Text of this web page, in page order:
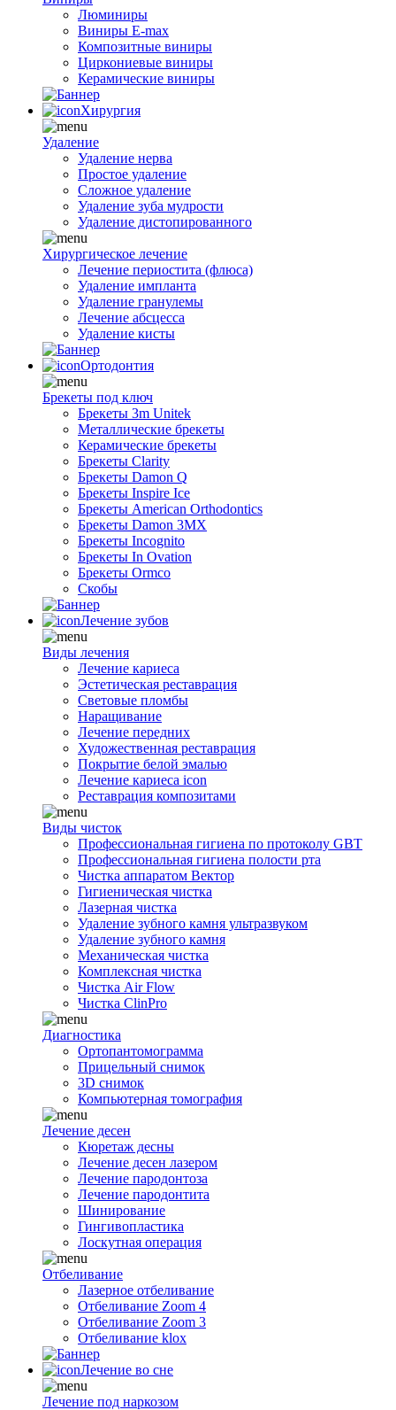
Люминиры
Виниры E-max
Композитные виниры
Циркониевые виниры
Керамические виниры
Хирургия
Удаление
Удаление нерва
Простое удаление
Сложное удаление
Удаление зуба мудрости
Удаление дистопированного
Хирургическое лечение
Лечение периостита (флюса)
Удаление импланта
Удаление гранулемы
Лечение абсцесса
Удаление кисты
Ортодонтия
Брекеты под ключ
Брекеты 3m Unitek
Металлические брекеты
Керамические брекеты
Брекеты Clarity
Брекеты Damon Q
Брекеты Inspire Ice
Брекеты American Orthodontics
Брекеты Damon 3MX
Брекеты Incognito
Брекеты In Ovation
Брекеты Ormco
Скобы
Лечение зубов
Виды лечения
Лечение кариеса
Эстетическая реставрация
Световые пломбы
Наращивание
Лечение передних
Художественная реставрация
Покрытие белой эмалью
Лечение кариеса icon
Реставрация композитами
Виды чисток
Профессиональная гигиена по протоколу GBT
Профессиональная гигиена полости рта
Чистка аппаратом Вектор
Гигиеническая чистка
Лазерная чистка
Удаление зубного камня ультразвуком
Удаление зубного камня
Механическая чистка
Комплексная чистка
Чистка Air Flow
Чистка ClinPro
Диагностика
Ортопантомограмма
Прицельный снимок
3D снимок
Компьютерная томография
Лечение десен
Кюретаж десны
Лечение десен лазером
Лечение пародонтоза
Лечение пародонтита
Шинирование
Гингивопластика
Лоскутная операция
Отбеливание
Лазерное отбеливание
Отбеливание Zoom 4
Отбеливание Zoom 3
Отбеливание klox
Лечение во сне
Лечение под наркозом